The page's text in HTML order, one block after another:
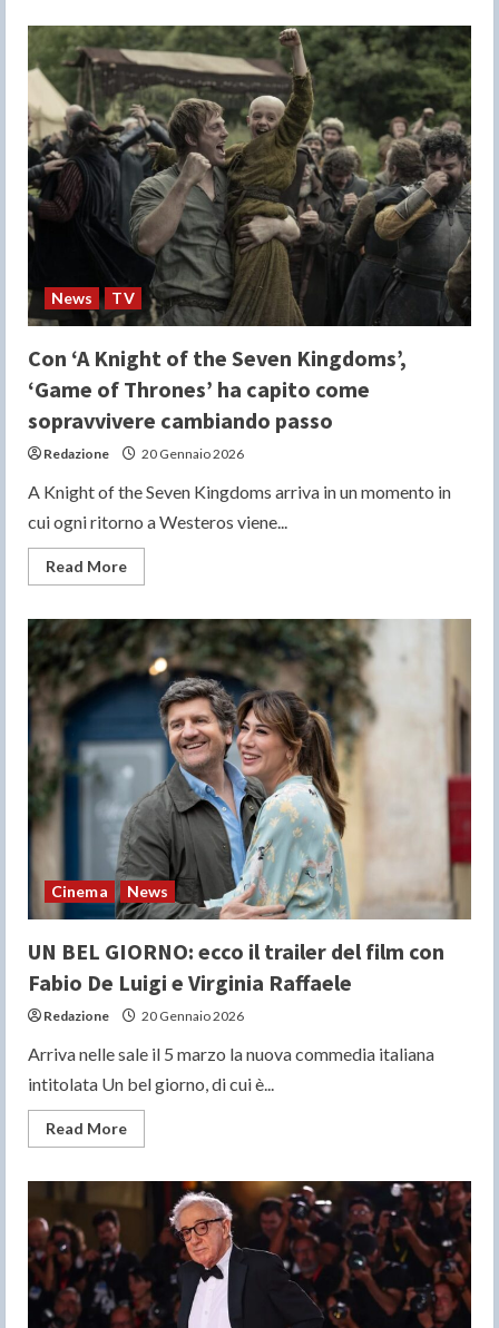
2026:
svelate
le
candidature
della
98ª
edizione
News TV
Con ‘A Knight of the Seven Kingdoms’,
‘Game of Thrones’ ha capito come
sopravvivere cambiando passo
Redazione 20 Gennaio 2026
A Knight of the Seven Kingdoms arriva in un momento in
cui ogni ritorno a Westeros viene...
Read MoreRead
more
‘A
Knight
of
the
Seven
Kingdoms’,
‘Game
of
Thrones’
ha
capito
come
sopravvivere
cambiando
passo
Cinema News
UN BEL GIORNO: ecco il trailer del film con
Fabio De Luigi e Virginia Raffaele
Redazione 20 Gennaio 2026
Arriva nelle sale il 5 marzo la nuova commedia italiana
intitolata Un bel giorno, di cui è...
Read MoreRead
more
GIORNO:
trailer
del
film
con
Fabio